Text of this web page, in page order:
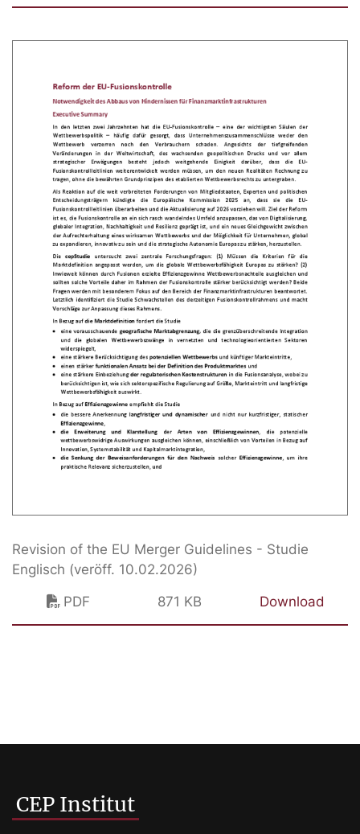
Revision of the EU Merger Guidelines - Studie
Englisch (veröff. 10.02.2026)
PDF
871 KB Download
CEP Institut